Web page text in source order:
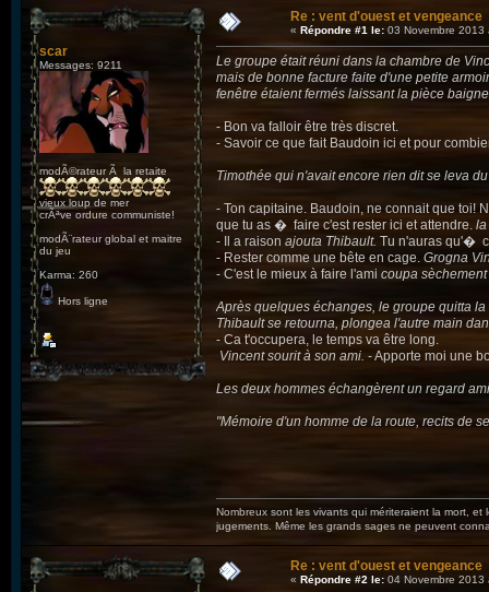
scar
Messages: 9211
modÃ©rateur Ã la retaite
vieux loup de mer
crÃªve ordure communiste!
modÃ¨rateur global et maitre
du jeu
Karma: 260
Hors ligne
Re : vent d'ouest et vengeance
« Répondre #1 le: 03 Novembre 2013
Le groupe était réuni dans la chambre de
mais de bonne facture faite d'une petite
fenêtre étaient fermés laissant la pièce
- Bon va falloir être très discret.
- Savoir ce que fait Baudoin ici et pour
Timothée qui n'avait encore rien dit se leva
- Ton capitaine. Baudoin, ne connait que toi!
que tu as � faire c'est rester ici et attendre. la
- Il a raison ajouta Thibault. Tu n'auras qu'�
- Rester comme une bête en cage. Grogna
- C'est le mieux à faire l'ami coupa sèchement
Après quelques échanges, le groupe quitta
Thibault se retourna, plongea l'autre main
- Ca t'occupera, le temps va être long.
Vincent sourit à son ami. - Apporte moi une
Les deux hommes échangèrent un regard
"Mémoire d'un homme de la route, recits de
Nombreux sont les vivants qui mériteraient la mort,
jugements. Même les grands sages ne peuvent
Re : vent d'ouest et vengeance
« Répondre #2 le: 04 Novembre 2013